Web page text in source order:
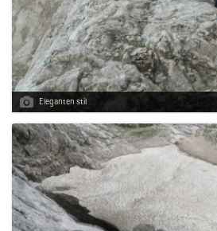
Eleganten stil